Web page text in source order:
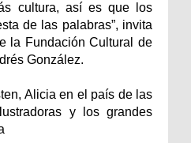
cultura, así es que los
de las palabras”, invita
la Fundación Cultural de
González.
Alicia en el país de las
y los grandes